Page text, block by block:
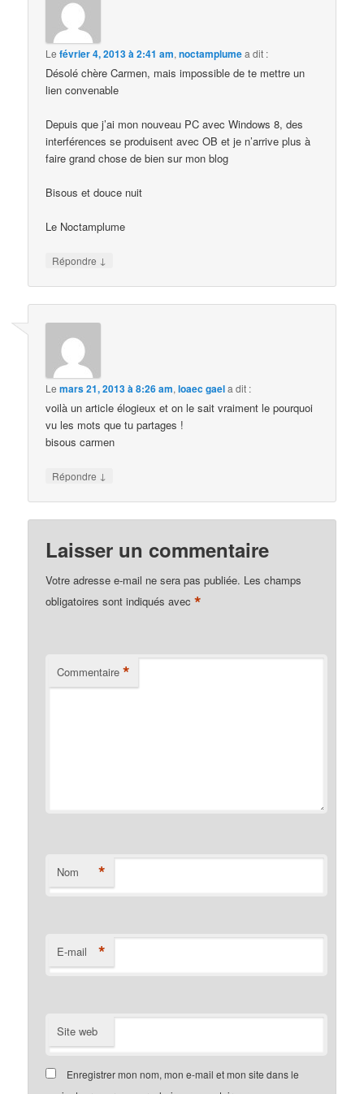
Lefévrier 4, 2013 à 2:41 am,noctamplumea dit :
Désolé chère Carmen, mais impossible de te mettre un
lien convenable
Depuis que j’ai mon nouveau PC avec Windows 8, des
interférences se produisent avec OB et je n’arrive plus à
faire grand chose de bien sur mon blog
Bisous et douce nuit
Le Noctamplume
Répondre ↓
Lemars 21, 2013 à 8:26 am,loaec gaela dit :
voilà un article élogieux et on le sait vraiment le pourquoi
vu les mots que tu partages !
bisous carmen
Répondre ↓
Laisser un commentaire
Votre adresse e-mail ne sera pas publiée. Les champs
obligatoires sont indiqués avec*
Commentaire *
Nom *
E-mail *
Site web
Enregistrer mon nom, mon e-mail et mon site dans le